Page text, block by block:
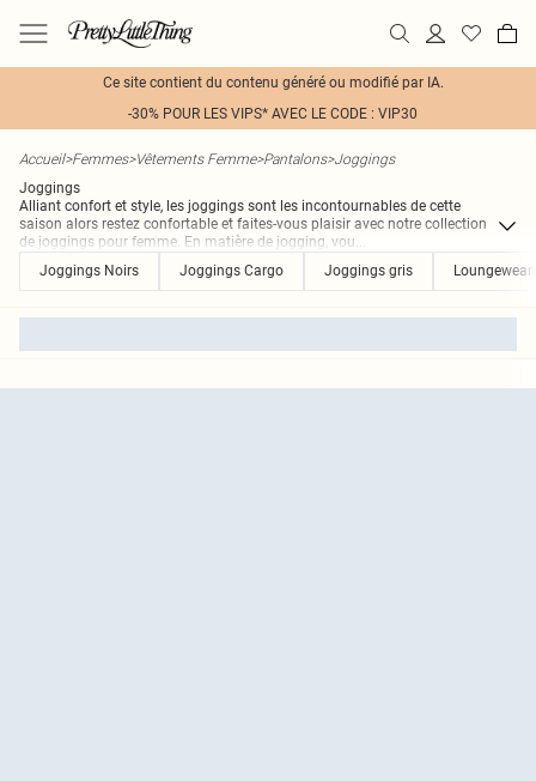
Ce site contient du contenu généré ou modifié par IA.
-30% POUR LES VIPS* AVEC LE CODE : VIP30
Accueil>Femmes>Vêtements Femme>Pantalons>Joggings
Joggings
Alliant confort et style, les joggings sont les incontournables de cette
saison alors restez confortable et faites-vous plaisir avec notre collection
de joggings pour femme. En matière de jogging, vou...
Joggings Noirs
Joggings Cargo Joggings gris Loungewear